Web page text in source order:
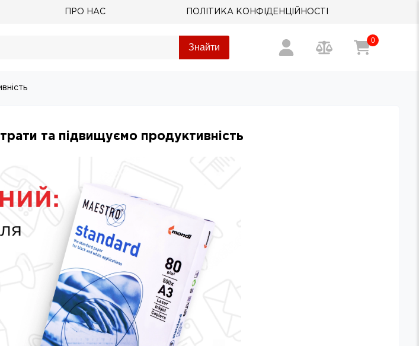
ПРО НАС ПОЛІТИКА КОНФІДЕНЦІЙНОСТІ
Знайти
0
та підвищуємо продуктивність